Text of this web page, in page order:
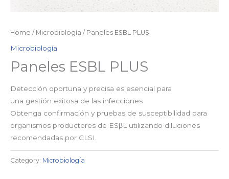
Home / Microbiología / Paneles ESBL PLUS
Microbiología
Paneles ESBL PLUS
Detección oportuna y precisa es esencial para
una gestión exitosa de las infecciones
Obtenga confirmación y pruebas de susceptibilidad para
organismos productores de ESβL utilizando diluciones
recomendadas por CLSI.
Category: Microbiología